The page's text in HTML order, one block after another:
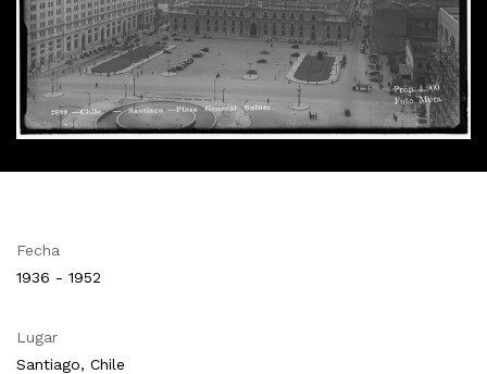
Fecha
1936 - 1952
Lugar
Santiago, Chile